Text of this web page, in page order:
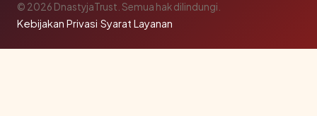
© 2026 DnastyjaTrust. Semua hak dilindungi.
Kebijakan Privasi·Syarat Layanan